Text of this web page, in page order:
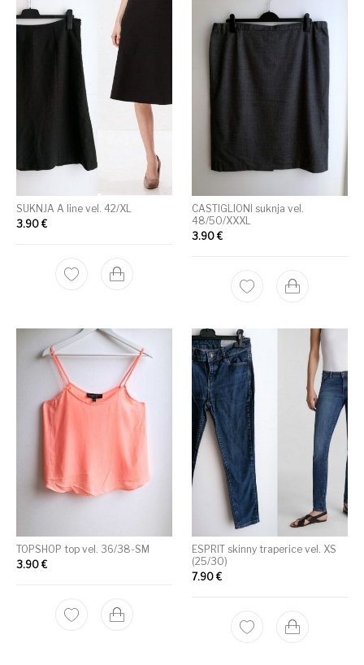
SUKNJA A line vel. 42/XL
3.90€
CASTIGLIONI suknja vel.
48/50/XXXL
3.90 €
TOPSHOP top vel. 36/38-SM
3.90€
ESPRIT skinny traperice vel. XS
(25/30)
7.90 €